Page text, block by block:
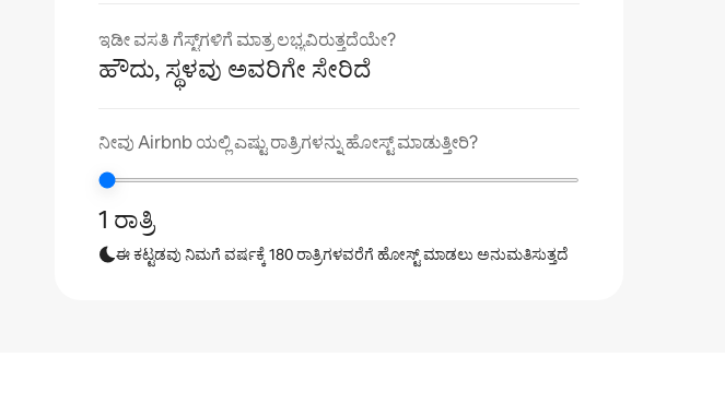
ಇಡೀ ವಸತಿ ಗೆಸ್ಟ್‌ಗಳಿಗೆ ಮಾತ್ರ ಲಭ್ಯವಿರುತ್ತದೆಯೇ?
ಹೌದು, ಸ್ಥಳವು ಅವರಿಗೇ ಸೇರಿದೆ
ನೀವು Airbnb ಯಲ್ಲಿ ಎಷ್ಟು ರಾತ್ರಿಗಳನ್ನು ಹೋಸ್ಟ್ ಮಾಡುತ್ತೀರಿ?
1 ರಾತ್ರಿ
ಈ ಕಟ್ಟಡವು ನಿಮಗೆ ವರ್ಷಕ್ಕೆ 180 ರಾತ್ರಿಗಳವರೆಗೆ ಹೋಸ್ಟ್ ಮಾಡಲು ಅನುಮತಿಸುತ್ತದೆ